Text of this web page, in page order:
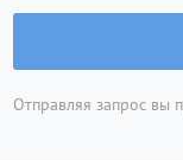
Отправляя запрос вы